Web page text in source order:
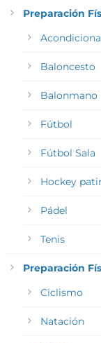
Preparación
Baloncesto
Balonmano
Fútbol
Fútbol Sala
Hockey
Pádel
Tenis
Preparación
Ciclismo
Natación